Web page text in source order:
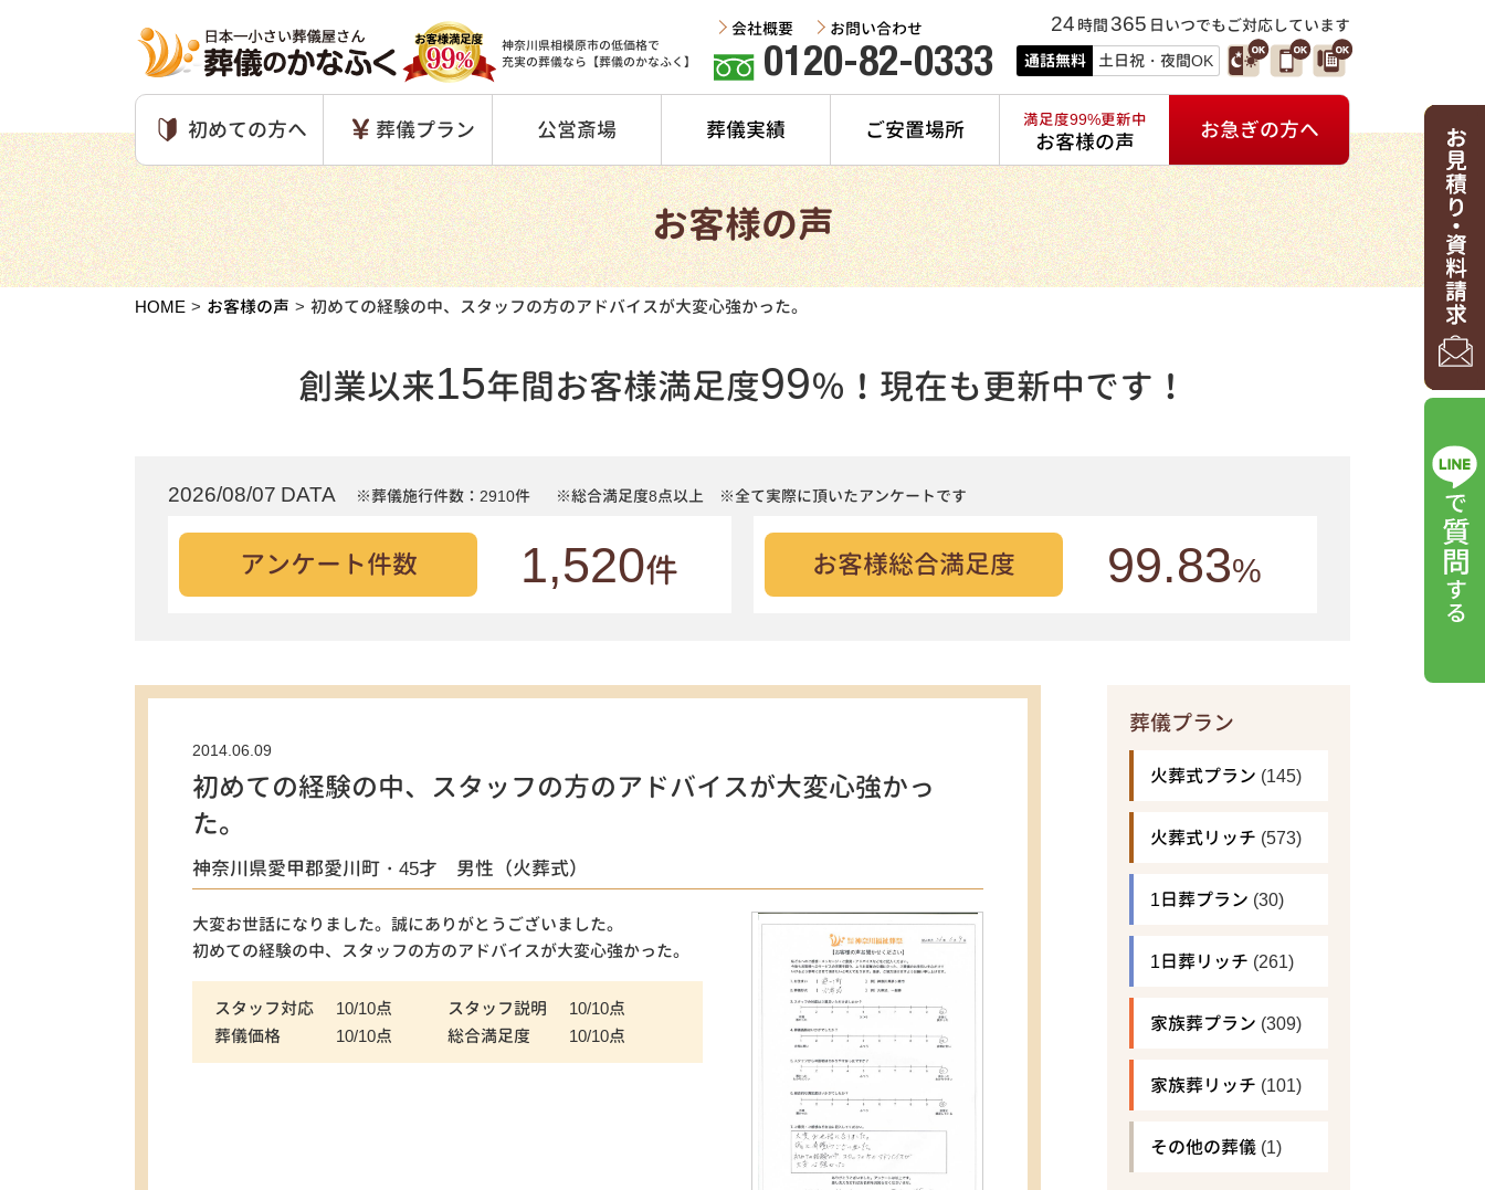
神奈川県相模原市の低価格で
充実の葬儀なら【葬儀のかなふく】
0120-82-0333
24 時間365 日いつでもご対応しています
通話無料 土日祝・夜間OK
会社概要 お問い合わせ
初めての方へ 葬儀プラン 公営斎場 葬儀実績 ご安置場所 満足度99%更新中
お客様の声 お急ぎの方へ
お客様の声
HOME お客様の声 初めての経験の中、スタッフの方のアドバイスが大変心強かった。
創業以来15年間お客様満足度99％！ 現在も更新中です！
2026/08/07 DATA ※葬儀施行件数：2910件 ※総合満足度8点以上 ※全て実際に頂いたアンケートです
アンケート件数 1,520件 お客様総合満足度 99.83%
2014.06.09
初めての経験の中、スタッフの方のアドバイスが大変心強かっ
た。
神奈川県愛甲郡愛川町・45才 男性（火葬式）
大変お世話になりました。誠にありがとうございました。
初めての経験の中、スタッフの方のアドバイスが大変心強かった。
スタッフ対応 10/10点 スタッフ説明
10/10点
葬儀価格
10/10点 総合満足度 10/10点
葬儀プラン
火葬式プラン (145)
火葬式リッチ (573)
1日葬プラン (30)
1日葬リッチ (261)
家族葬プラン (309)
家族葬リッチ (101)
その他の葬儀 (1)